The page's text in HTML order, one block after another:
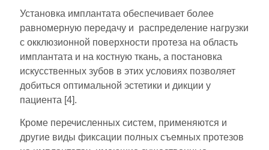
Установка имплантата обеспечивает более
равномерную передачу и распределение нагрузки
с окклюзионной поверхности протеза на область
имплантата и на костную ткань, а постановка
искусственных зубов в этих условиях позволяет
добиться оптимальной эстетики и дикции у
пациента [4].
Кроме перечисленных систем, применяются и
другие виды фиксации полных съемных протезов